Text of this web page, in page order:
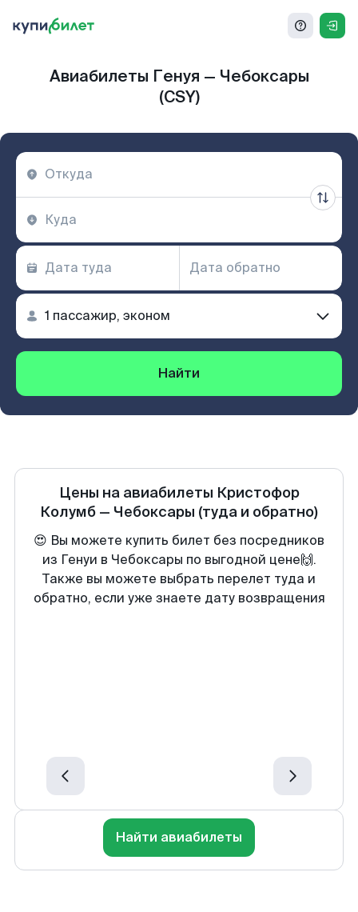
Авиабилеты Генуя — Чебоксары
(CSY)
Найти
Цены на авиабилеты Кристофор
Колумб — Чебоксары (туда и обратно)
😍 Вы можете купить билет без посредников
из Генуи в Чебоксары по выгодной цене🙌.
Также вы можете выбрать перелет туда и
обратно, если уже знаете дату возвращения
Найти авиабилеты